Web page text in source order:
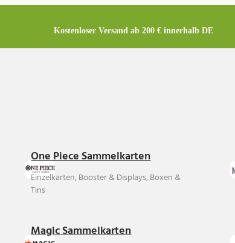
Kostenloser Versand ab 200 € innerhalb DE
One Piece Sammelkarten
Einzelkarten, Booster & Displays, Boxen &
Tins
Magic Sammelkarten